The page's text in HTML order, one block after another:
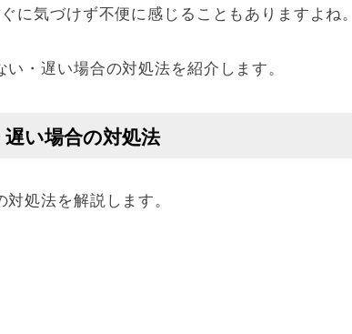
に気づけず不便に感じることもありますよね。
・遅い場合の対処法を紹介します。
い場合の対処法
処法を解説します。